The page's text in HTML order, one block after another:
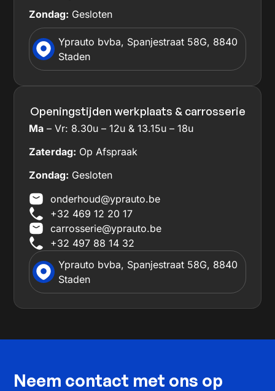
Zondag: Gesloten
Yprauto bvba, Spanjestraat 58G, 8840
Staden
Openingstijden werkplaats & carrosserie
Ma – Vr: 8.30u – 12u & 13.15u – 18u
Zaterdag: Op Afspraak
Zondag: Gesloten
onderhoud@yprauto.be
+32 469 12 20 17
carrosserie@yprauto.be
+32 497 88 14 32
Yprauto bvba, Spanjestraat 58G, 8840
Staden
Neem contact met ons op